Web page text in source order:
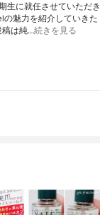
生に就任させていただき
の魅力を紹介していきた
稿は純…続きを見る